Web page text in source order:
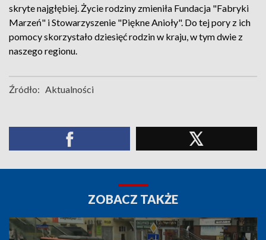
skryte najgłębiej. Życie rodziny zmieniła Fundacja "Fabryki
Marzeń" i Stowarzyszenie "Piękne Anioły". Do tej pory z ich
pomocy skorzystało dziesięć rodzin w kraju, w tym dwie z
naszego regionu.
Źródło: Aktualności
ZOBACZ TAKŻE